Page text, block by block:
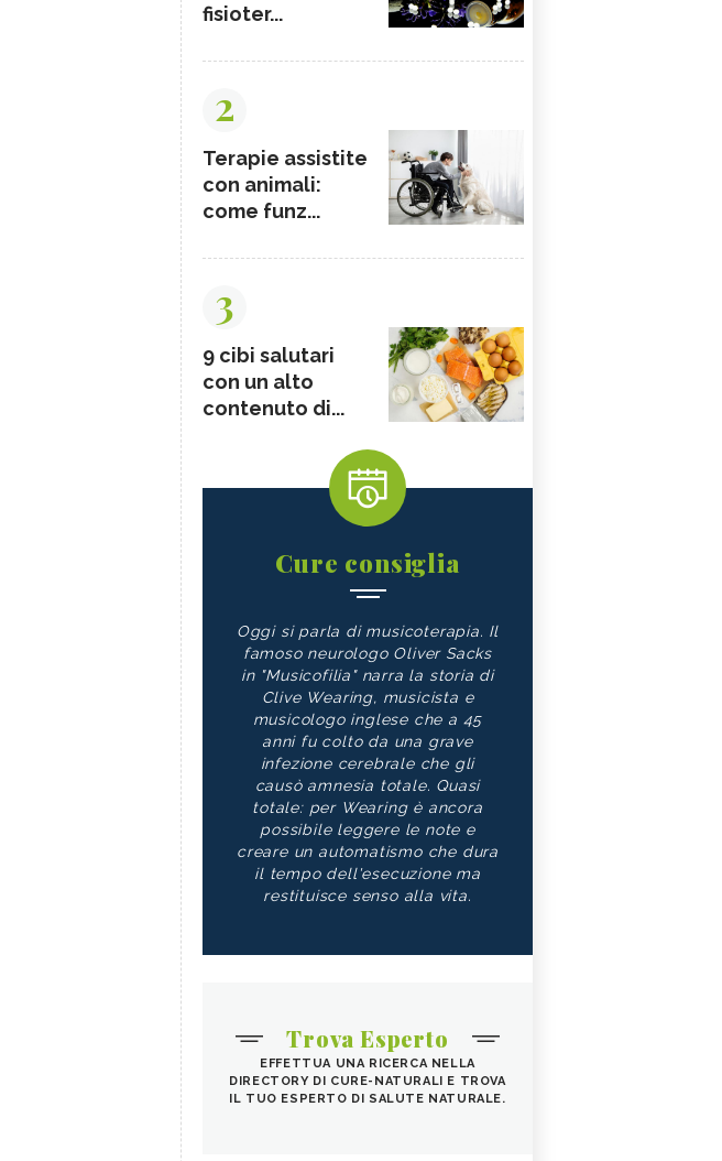
fisioter...
2
Terapie assistite
con animali:
come funz...
3
9 cibi salutari
con un alto
contenuto di...
Cure consiglia
Oggi si parla di musicoterapia. Il
famoso neurologo Oliver Sacks
in "Musicofilia" narra la storia di
Clive Wearing, musicista e
musicologo inglese che a 45
anni fu colto da una grave
infezione cerebrale che gli
causò amnesia totale. Quasi
totale: per Wearing è ancora
possibile leggere le note e
creare un automatismo che dura
il tempo dell'esecuzione ma
restituisce senso alla vita.
Trova Esperto
EFFETTUA UNA RICERCA NELLA
DIRECTORY DI CURE-NATURALI E TROVA
IL TUO ESPERTO DI SALUTE NATURALE.